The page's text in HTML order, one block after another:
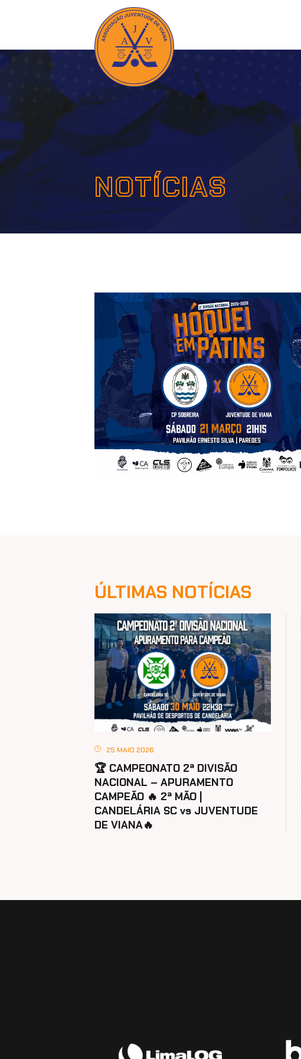
NOTÍCIAS
ÚLTIMAS NOTÍCIAS
25 MAIO 2026
🏆 CAMPEONATO 2ª DIVISÃO
NACIONAL – APURAMENTO
CAMPEÃO 🔥 2ª MÃO |
CANDELÁRIA SC vs JUVENTUDE
DE VIANA🔥